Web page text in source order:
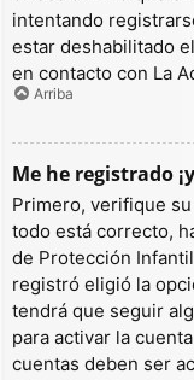
intentando
estar deshabilitado
en contacto con La
Arriba
Me he registrado
Primero, verifique
todo está correcto,
de Protección
registró eligió la
tendrá que seguir
para activar la
cuentas deben ser